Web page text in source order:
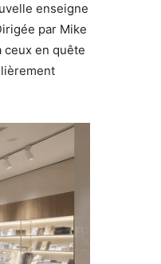
enseigne
par Mike
en quête